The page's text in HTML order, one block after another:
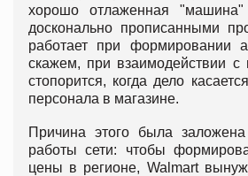
хорошо отлаженная
досконально прописанными
работает при формировании
скажем, при взаимодействии с
стопорится, когда дело
персонала в магазине.
Причина этого была
работы сети: чтобы
цены в регионе, Walmart